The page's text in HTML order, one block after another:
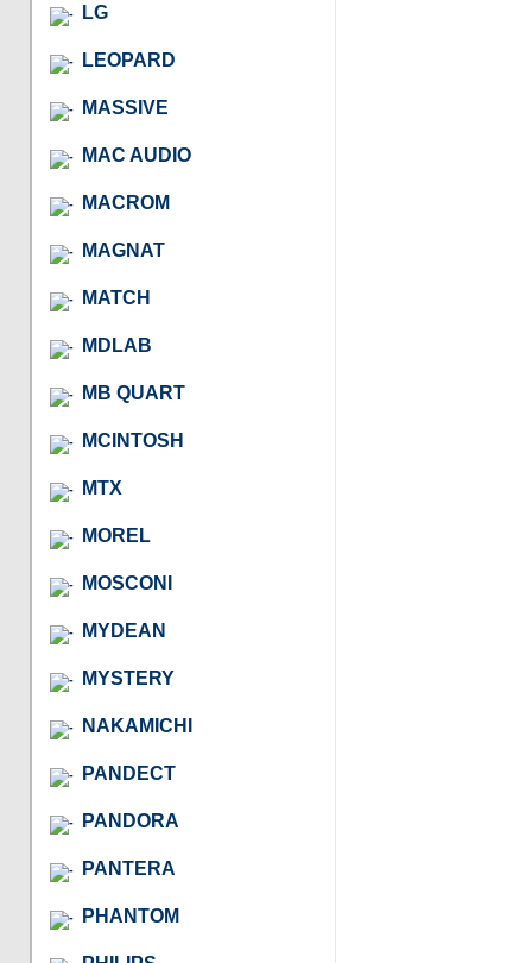
LG
LEOPARD
MASSIVE
MAC AUDIO
MACROM
MAGNAT
MATCH
MDLAB
MB QUART
MCINTOSH
MTX
MOREL
MOSCONI
MYDEAN
MYSTERY
NAKAMICHI
PANDECT
PANDORA
PANTERA
PHANTOM